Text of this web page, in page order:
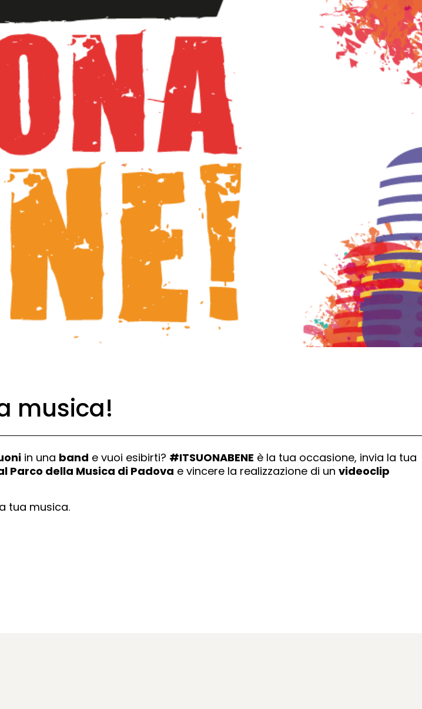
musica!
in una band e vuoi esibirti? #ITSUONABENE è la tua occasione, invia la tua
Parco della Musica di Padova e vincere la realizzazione di un videoclip
tua musica.